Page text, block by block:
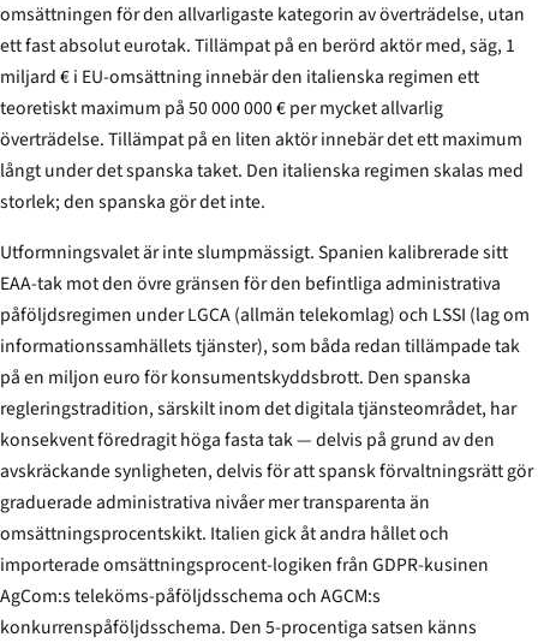
omsättningen för den allvarligaste kategorin av överträdelse, utan
ett fast absolut eurotak. Tillämpat på en berörd aktör med, säg, 1
miljard € i EU-omsättning innebär den italienska regimen ett
teoretiskt maximum på 50 000 000 € per mycket allvarlig
överträdelse. Tillämpat på en liten aktör innebär det ett maximum
långt under det spanska taket. Den italienska regimen skalas med
storlek; den spanska gör det inte.
Utformningsvalet är inte slumpmässigt. Spanien kalibrerade sitt
EAA-tak mot den övre gränsen för den befintliga administrativa
påföljdsregimen under LGCA (allmän telekomlag) och LSSI (lag om
informationssamhällets tjänster), som båda redan tillämpade tak
på en miljon euro för konsumentskyddsbrott. Den spanska
regleringstradition, särskilt inom det digitala tjänsteområdet, har
konsekvent föredragit höga fasta tak — delvis på grund av den
avskräckande synligheten, delvis för att spansk förvaltningsrätt gör
graduerade administrativa nivåer mer transparenta än
omsättningsprocentskikt. Italien gick åt andra hållet och
importerade omsättningsprocent-logiken från GDPR-kusinen
AgCom:s teleköms-påföljdsschema och AGCM:s
konkurrenspåföljdsschema. Den 5-procentiga satsen känns